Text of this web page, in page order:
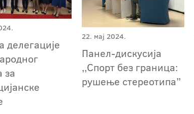
делегације
за
22. мај 2024.
Панел-дискусија
,,Спорт без границa:
рушење стереотипа”